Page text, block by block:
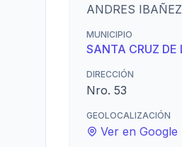
ANDRES IBAÑEZ
MUNICIPIO
SANTA CRUZ DE
DIRECCIÓN
Nro. 53
GEOLOCALIZACIÓN
Ver en Google